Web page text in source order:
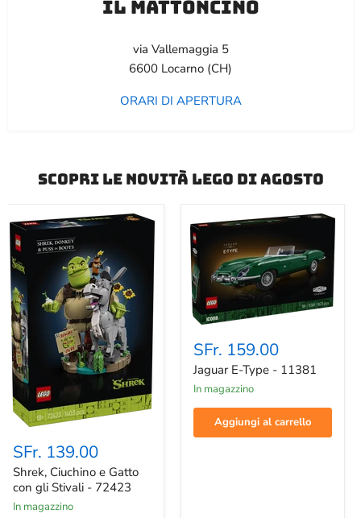
il mattoncino
via Vallemaggia 5
6600 Locarno (CH)
ORARI DI APERTURA
scopri le novità lego di agosto
Shrek,
Ciuchino
e
Gatto
con
gli
Stivali
SFr. 139.00
Shrek, Ciuchino e Gatto
con gli Stivali - 72423
In magazzino
Jaguar
E-
Type
11381
SFr. 159.00
Jaguar E-Type - 11381
In magazzino
Aggiungi al carrello